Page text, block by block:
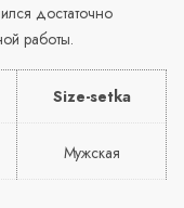
достаточно
работы.
Size-setka
Мужская